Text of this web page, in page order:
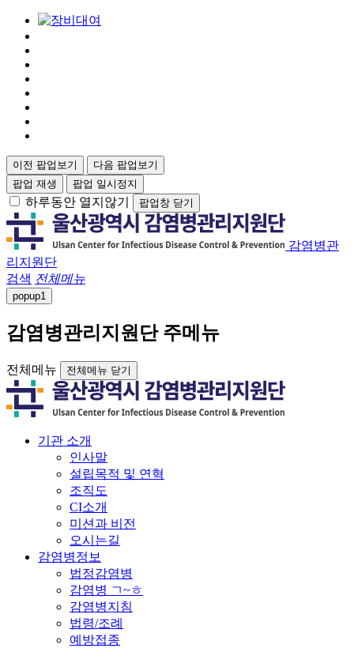
이전 팝업보기
다음 팝업보기
팝업 재생
팝업 일시정지
하루동안 열지않기 팝업창 닫기
감염병관
리지원단
검색 전체메뉴
popup1
감염병관리지원단 주메뉴
전체메뉴 전체메뉴 닫기
기관 소개
인사말
설립목적 및 연혁
조직도
CI소개
미션과 비전
오시는길
감염병정보
법정감염병
감염병 ㄱ~ㅎ
감염병지침
법령/조례
예방접종